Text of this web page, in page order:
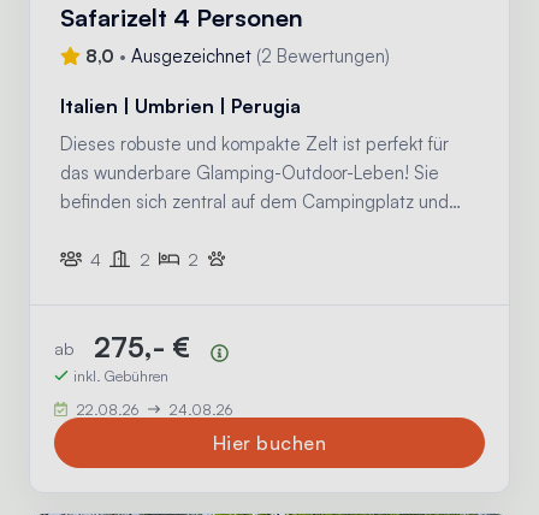
Safarizelt 4 Personen
8,0 • Ausgezeichnet (2 Bewertungen)
Italien | Umbrien | Perugia
Dieses robuste und kompakte Zelt ist perfekt für
das wunderbare Glamping-Outdoor-Leben! Sie
befinden sich zentral auf dem Campingplatz und
4 2 2
ab 275,- €
inkl. Gebühren
22.08.26
24.08.26
Hier buchen